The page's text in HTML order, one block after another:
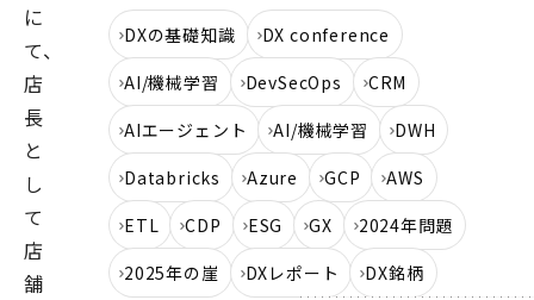
に
て、
店
長
と
し
て
店
舗
DXの基礎知識
DX conference
AI/機械学習
DevSecOps
CRM
AIエージェント
AI/機械学習
DWH
Databricks
Azure GCP
AWS
ETL
CDP ESG GX
2024年問題
2025年の崖
DXレポート DX銘柄